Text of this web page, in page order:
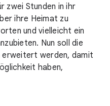
zwei Stunden in ihr
ihre Heimat zu
und vielleicht ein
Nun soll die
erweitert werden, damit
haben,